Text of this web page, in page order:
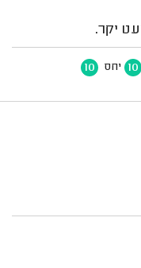
יקר.
10 יחס 10